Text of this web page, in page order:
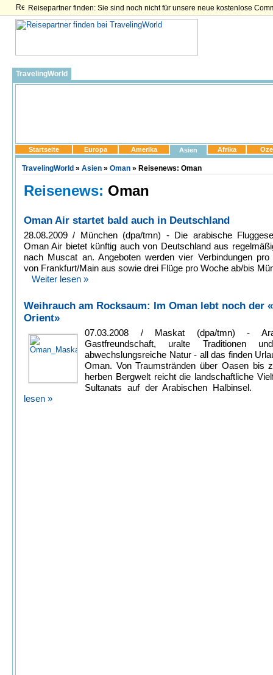
Reisepartner finden: Sie sind noch nicht für unsere neue kostenlose
TravelingWorld
Startseite Europa Amerika Asien Afrika
TravelingWorld » Asien » Oman » Reisenews: Oman
Reisenews: Oman
Oman Air startet bald auch in Deutschland
28.08.2009 / München (dpa/tmn) - Die arabische
Oman Air bietet künftig auch von Deutschland aus
nach Muscat an. Angeboten werden vier Verbindungen pro
von Frankfurt/Main aus sowie drei Flüge pro Woche ab/bis
Weiter lesen »
Weihrauch am Rocksaum: Im Oman lebt noch der
Orient»
07.03.2008 / Maskat (dpa/tmn) -
Gastfreundschaft, uralte Traditionen
abwechslungsreiche Natur - all das finden
Oman. Von Traumstränden über Oasen bis
herben Bergwelt reicht die landschaftliche
Sultanats auf der Arabischen Halbinsel.
lesen »